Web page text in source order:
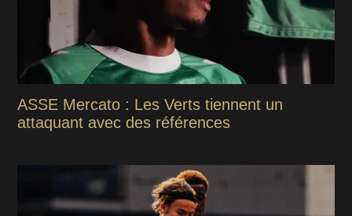
ASSE Mercato : Les Verts tiennent un
attaquant avec des références